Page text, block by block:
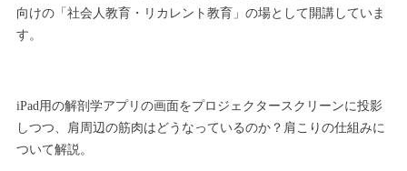
向けの「社会人教育・リカレント教育」の場として開講していま
す。
iPad用の解剖学アプリの画面をプロジェクタースクリーンに投影
しつつ、肩周辺の筋肉はどうなっているのか？肩こりの仕組みに
ついて解説。